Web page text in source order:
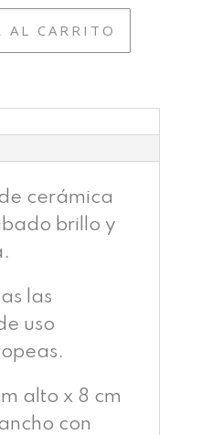
AL CARRITO
cerámica
brillo y
las
uso
alto x 8 cm
con